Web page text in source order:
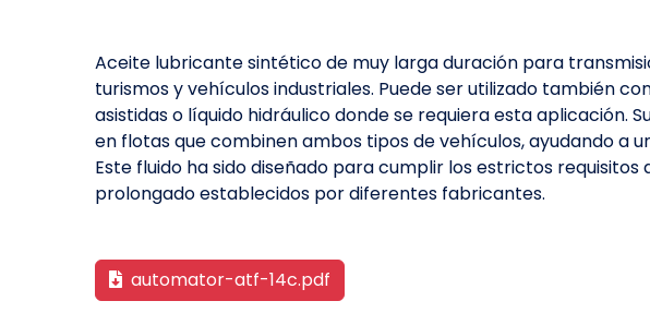
Aceite lubricante sintético de muy larga duración para
turismos y vehículos industriales. Puede ser utilizado también
asistidas o líquido hidráulico donde se requiera esta aplicación.
en flotas que combinen ambos tipos de vehículos, ayudando a
Este fluido ha sido diseñado para cumplir los estrictos
prolongado establecidos por diferentes fabricantes.
automator-atf-14c.pdf